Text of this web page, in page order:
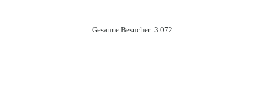
Gesamte Besucher: 3.072